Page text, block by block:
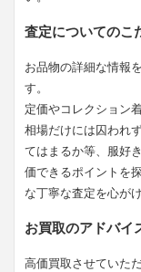
査定についてのこ
お品物の詳細な情報
す。
定価やコレクション
相場だけには囚われ
てはまるか等、服好
価できるポイントを
な丁寧な査定を心が
お買取のアドバイ
高価買取させていた